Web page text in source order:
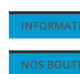
NOS